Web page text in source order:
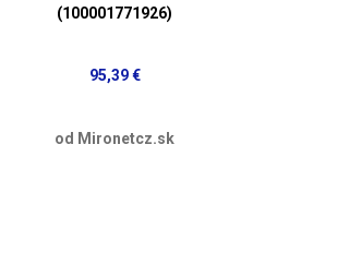
(100001771926)
95,39 €
od Mironetcz.sk